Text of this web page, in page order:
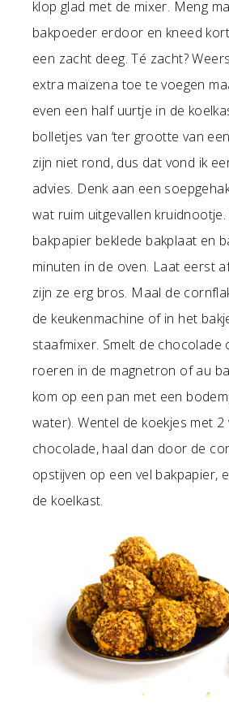
klop glad met de mixer. Meng
bakpoeder erdoor en kneed
een zacht deeg. Té zacht?
extra maïzena toe te voegen
even een half uurtje in de
bolletjes van ‘ter grootte van
zijn niet rond, dus dat vond ik
advies. Denk aan een
wat ruim uitgevallen
bakpapier beklede bakplaat en
minuten in de oven. Laat eerst
zijn ze erg bros. Maal de
de keukenmachine of in het
staafmixer. Smelt de chocolade
roeren in de magnetron of au
kom op een pan met een
water). Wentel de koekjes met
chocolade, haal dan door de
opstijven op een vel bakpapier,
de koelkast.